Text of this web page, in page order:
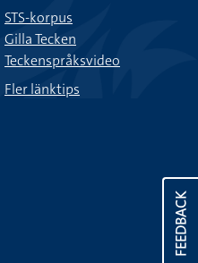
FEEDBACK
STS-korpus
Gilla Tecken
Teckenspråksvideo
Fler länktips